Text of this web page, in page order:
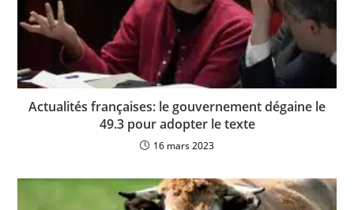
Actualités françaises: le gouvernement dégaine le
49.3 pour adopter le texte
16 mars 2023